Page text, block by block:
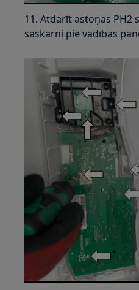
11. Atdarīt astoņas PH2
saskarni pie vadības